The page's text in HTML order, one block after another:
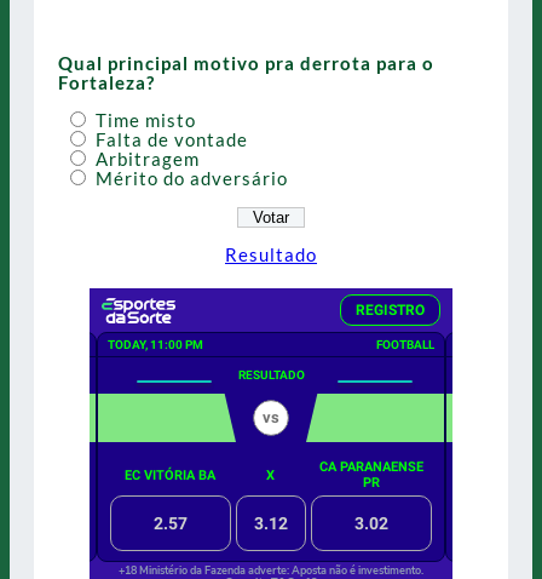
Qual principal motivo pra derrota para o
Fortaleza?
Time misto
Falta de vontade
Arbitragem
Mérito do adversário
Resultado